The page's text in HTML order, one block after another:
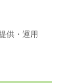
供・運用